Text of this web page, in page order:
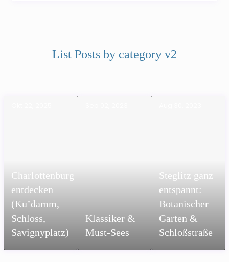
List Posts by category v2
Charlottenburg
entdecken
(Ku’damm,
Schloss,
Savignyplatz)
Klassiker &
Must-Sees
Steglitz ganz
entspannt:
Botanischer
Garten &
Schloßstraße